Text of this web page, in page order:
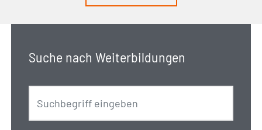
Suche nach Weiterbildungen